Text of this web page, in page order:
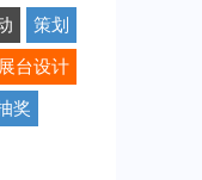
策划
展台设计
奖